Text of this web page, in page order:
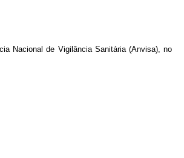
Nacional de Vigilância Sanitária (Anvisa), no